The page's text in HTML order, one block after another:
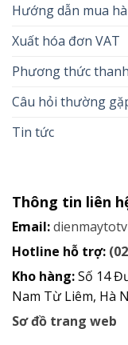
Hướng dẫn mua
Xuất hóa đơn VAT
Phương thức
Câu hỏi thường
Tin tức
Thông tin liên
Email:
Hotline hỗ trợ:
Kho hàng:Số 14
Nam Từ Liêm, Hà
Sơ đồ trang web